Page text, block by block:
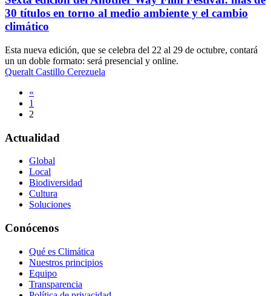
30 títulos en torno al medio ambiente y el cambio
climático
Esta nueva edición, que se celebra del 22 al 29 de octubre, contará
un un doble formato: será presencial y online.
Queralt Castillo Cerezuela
Navegación
«
1
2
Actualidad
Global
Local
Biodiversidad
Cultura
Soluciones
Conócenos
Qué es Climática
Nuestros principios
Equipo
Transparencia